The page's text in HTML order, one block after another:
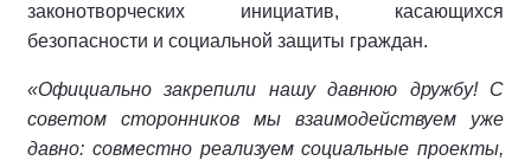
законотворческих инициатив, касающихся
безопасности и социальной защиты граждан.
«Официально закрепили нашу давнюю дружбу! С
советом сторонников мы взаимодействуем уже
давно: совместно реализуем социальные проекты,